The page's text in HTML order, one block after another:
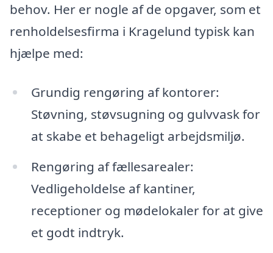
behov. Her er nogle af de opgaver, som et
renholdelsesfirma i Kragelund typisk kan
hjælpe med:
Grundig rengøring af kontorer:
Støvning, støvsugning og gulvvask for
at skabe et behageligt arbejdsmiljø.
Rengøring af fællesarealer:
Vedligeholdelse af kantiner,
receptioner og mødelokaler for at give
et godt indtryk.